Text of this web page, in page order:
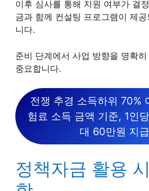
이후 심사를 통해 지원 여부가 결
금과 함께 컨설팅 프로그램이 제
니다.
준비 단계에서 사업 방향을 명확
중요합니다.
전쟁 추경 소득하위 70%
험료 소득 금액 기준, 1인
대 60만원 지급
정책자금 활용